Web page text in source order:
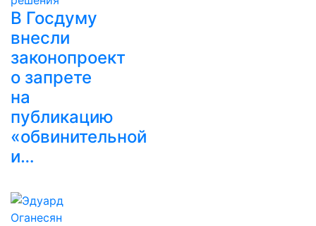
В Госдуму
внесли
законопроект
о запрете
на
публикацию
«обвинительной
и…